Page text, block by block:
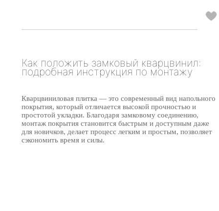
Как положить замковый кварцвинил:
подробная инструкция по монтажу
Кварцвиниловая плитка — это современный вид напольного
покрытия, который отличается высокой прочностью и
простотой укладки. Благодаря замковому соединению,
монтаж покрытия становится быстрым и доступным даже
для новичков, делает процесс легким и простым, позволяет
сэкономить время и силы.